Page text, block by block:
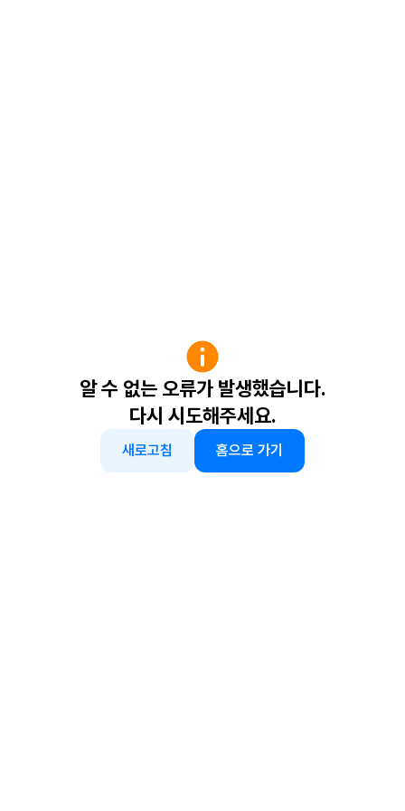
알 수 없는 오류가 발생했습니다.
다시 시도해주세요.
새로고침 홈으로 가기